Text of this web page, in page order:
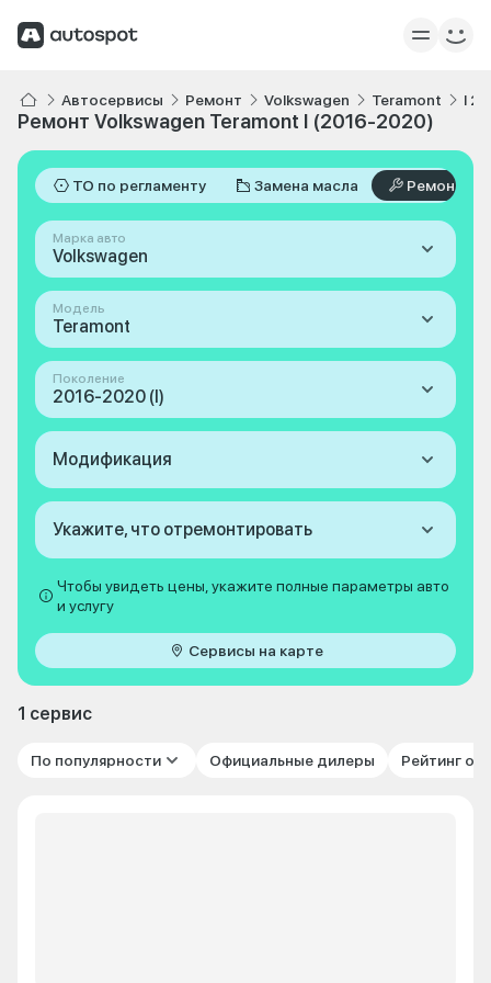
Автосервисы Ремонт Volkswagen Teramont I
Ремонт Volkswagen Teramont I (2016-2020)
ТО по регламенту Замена масла Ремонт
Марка авто
Volkswagen
Модель
Teramont
Поколение
2016-2020 (I)
Модификация
Укажите, что отремонтировать
Чтобы увидеть цены, укажите полные параметры авто
и услугу
Сервисы на карте
1 сервис
По популярности Официальные дилеры Рейтинг